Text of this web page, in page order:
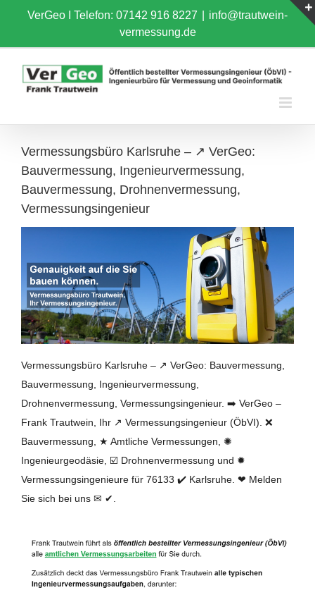
content
VerGeo I Telefon: 07142 916 8227
info@trautwein-
vermessung.de
Vermessungsbüro Karlsruhe – ↗️ VerGeo:
Bauvermessung, Ingenieurvermessung,
Bauvermessung, Drohnenvermessung,
Vermessungsingenieur
Vermessungsbüro Karlsruhe – ↗️ VerGeo: Bauvermessung,
Bauvermessung, Ingenieurvermessung,
Drohnenvermessung, Vermessungsingenieur. ➡️ VerGeo –
Frank Trautwein, Ihr ↗️ Vermessungsingenieur (ÖbVI). ❌
Bauvermessung, ★ Amtliche Vermessungen, ✺
Ingenieurgeodäsie, ☑️ Drohnenvermessung und ✹
Vermessungsingenieure für 76133 ✔️ Karlsruhe. ❤ Melden
Sie sich bei uns ✉ ✔.